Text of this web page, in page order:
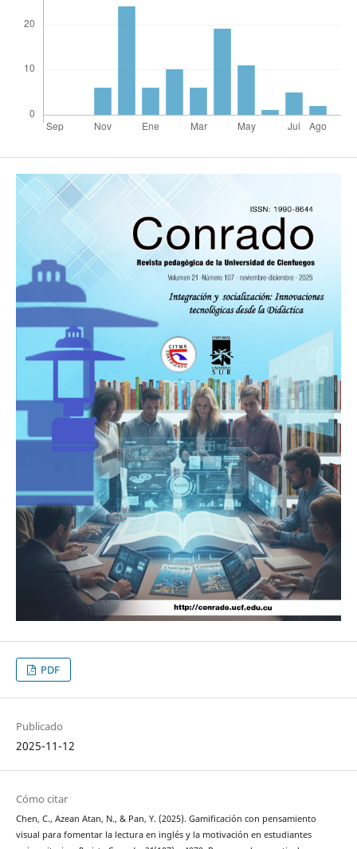
PDF
Publicado
2025-11-12
Cómo citar
Chen, C., Azean Atan, N., & Pan, Y. (2025). Gamificación con pensamiento
visual para fomentar la lectura en inglés y la motivación en estudiantes